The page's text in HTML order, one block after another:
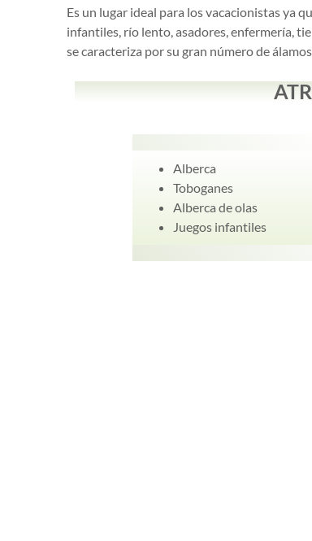
Es un lugar ideal para los vacacionistas ya
infantiles, río lento, asadores, enfermería,
se caracteriza por su gran número de
Alberca
Toboganes
Alberca de olas
Juegos infantiles